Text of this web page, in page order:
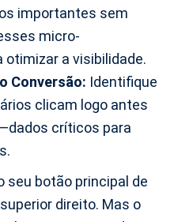
importantes sem
micro-
otimizar a visibilidade.
Conversão: Identifique
clicam logo antes
críticos para
seu botão principal de
direito. Mas o